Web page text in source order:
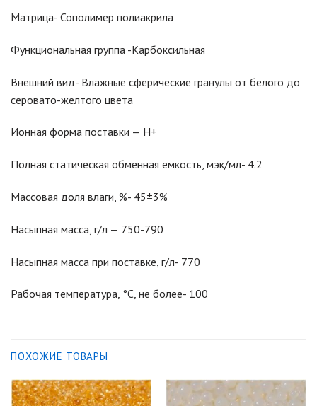
Матрица- Сополимер полиакрила
Функциональная группа -Карбоксильная
Внешний вид- Влажные сферические гранулы от белого до
серовато-желтого цвета
Ионная форма поставки — H+
Полная статическая обменная емкость, мэк/мл- 4.2
Массовая доля влаги, %- 45±3%
Насыпная масса, г/л — 750-790
Насыпная масса при поставке, г/л- 770
Рабочая температура, °С, не более- 100
ПОХОЖИЕ ТОВАРЫ